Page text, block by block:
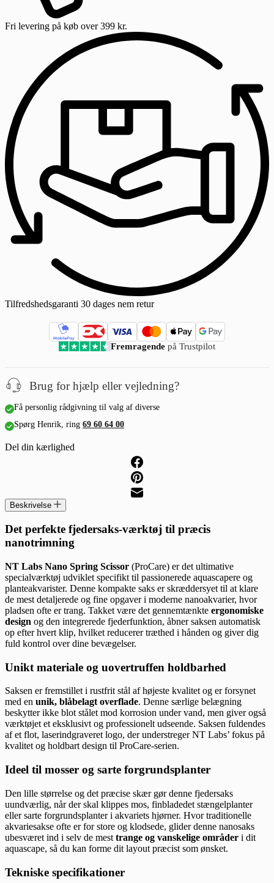
Fri levering på køb over 399 kr.
Tilfredshedsgaranti 30 dages nem retur
Fremragende på Trustpilot
Brug for hjælp eller vejledning?
Få personlig rådgivning til valg af diverse
Spørg Henrik, ring 69 60 64 00
Del din kærlighed
Beskrivelse
Det perfekte fjedersaks-værktøj til præcis
nanotrimning
NT Labs Nano Spring Scissor (ProCare) er det ultimative
specialværktøj udviklet specifikt til passionerede aquascapere og
planteakvarister. Denne kompakte saks er skræddersyet til at klare
de mest detaljerede og fine opgaver i moderne nanoakvarier, hvor
pladsen ofte er trang. Takket være det gennemtænkte ergonomiske
design og den integrerede fjederfunktion, åbner saksen automatisk
op efter hvert klip, hvilket reducerer træthed i hånden og giver dig
fuld kontrol over dine bevægelser.
Unikt materiale og uovertruffen holdbarhed
Saksen er fremstillet i rustfrit stål af højeste kvalitet og er forsynet
med en unik, blåbelagt overflade. Denne særlige belægning
beskytter ikke blot stålet mod korrosion under vand, men giver også
værktøjet et eksklusivt og professionelt udseende. Saksen fuldendes
af et flot, laserindgraveret logo, der understreger NT Labs’ fokus på
kvalitet og holdbart design til ProCare-serien.
Ideel til mosser og sarte forgrundsplanter
Den lille størrelse og det præcise skær gør denne fjedersaks
uundværlig, når der skal klippes mos, finbladedet stængelplanter
eller sarte forgrundsplanter i akvariets hjørner. Hvor traditionelle
akvariesakse ofte er for store og klodsede, glider denne nanosaks
ubesværet ind i selv de mest trange og vanskelige områder i dit
aquascape, så du kan forme dit layout præcist som ønsket.
Tekniske specifikationer